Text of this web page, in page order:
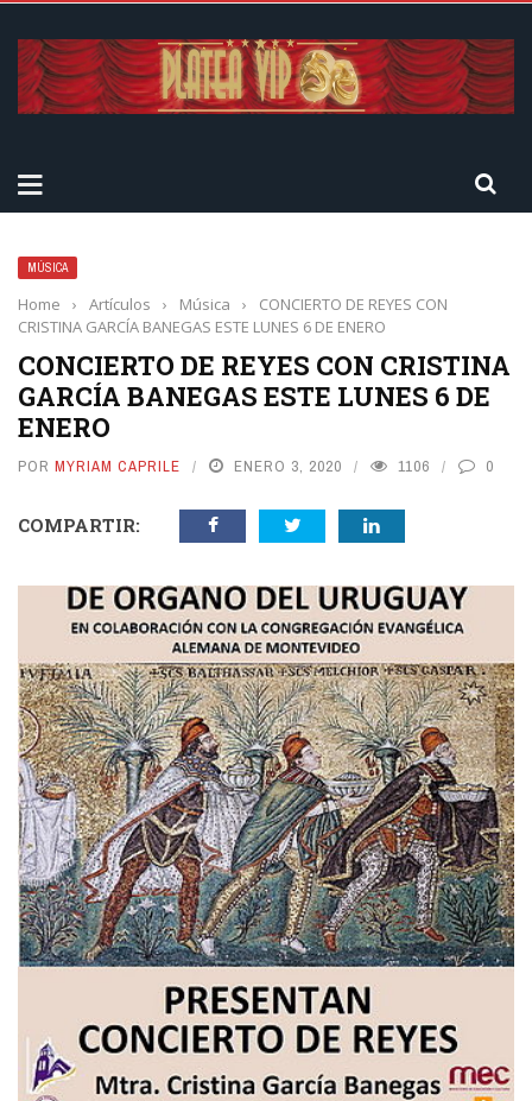
MÚSICA
Home › Artículos › Música ›
CONCIERTO DE REYES CON
CRISTINA GARCÍA BANEGAS ESTE LUNES 6 DE ENERO
CONCIERTO DE REYES CON CRISTINA
GARCÍA BANEGAS ESTE LUNES 6 DE
ENERO
POR MYRIAM CAPRILE ENERO 3, 2020 1106 0
COMPARTIR: